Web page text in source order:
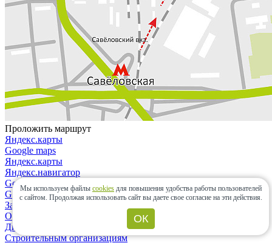
Проложить маршрут
Яндекс.карты
Google maps
Яндекс.карты
Яндекс.навигатор
Google maps
Google maps
Закрыть
О компании
Дизайнерам и архитекторам
Строительным организациям
Мы используем файлы cookies для повышения удобства работы пользователей
с сайтом. Продолжая использовать сайт вы даете свое согласие на эти действия.
ОК